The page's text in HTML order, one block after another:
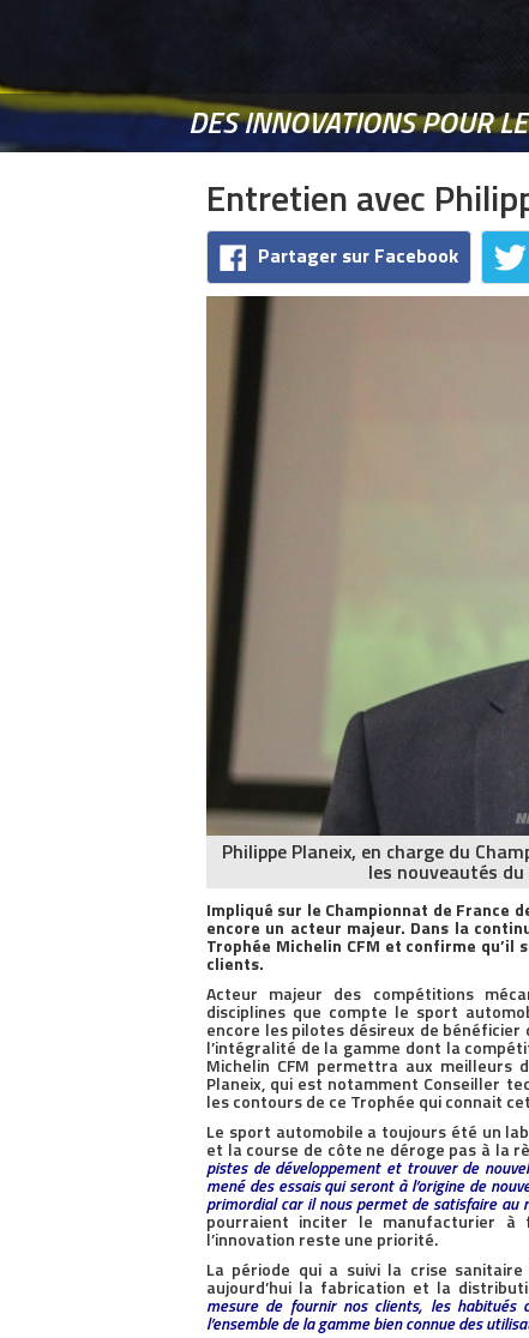
DES INNOVATIONS POUR
Entretien avec
Partager sur Facebook
Philippe Planeix, en charge du
les nouveautés
Impliqué sur le Championnat de France
encore un acteur majeur. Dans la
Trophée Michelin CFM et confirme
clients.
Acteur majeur des compétitions
disciplines que compte le sport
encore les pilotes désireux de
l’intégralité de la gamme dont la
Michelin CFM permettra aux meilleurs
Planeix, qui est notamment Conseiller
les contours de ce Trophée qui connait
Le sport automobile a toujours été un
et la course de côte ne déroge pas à la
pistes de développement et trouver de
mené des essais qui seront à l’origine de
primordial car il nous permet de satisfaire au
pourraient inciter le manufacturier à
l’innovation reste une priorité.
La période qui a suivi la crise
aujourd’hui la fabrication et la
mesure de fournir nos clients, les habitués
l’ensemble de la gamme bien connue des